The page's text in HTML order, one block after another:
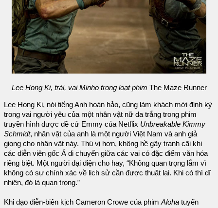
Lee Hong Ki, trái, vai Minho trong loạt phim The Maze Runner
Lee Hong Ki, nói tiếng Anh hoàn hảo, cũng làm khách mời định kỳ
trong vai người yêu của một nhân vật nữ da trắng trong phim
truyền hình được đề cử Emmy của Netflix Unbreakable Kimmy
Schmidt, nhân vật của anh là một người Việt Nam và anh giả
giọng cho nhân vật này. Thú vị hơn, không hề gây tranh cãi khi
các diễn viên gốc Á di chuyển giữa các vai có đặc điểm văn hóa
riêng biệt. Một người đại diện cho hay, “Không quan trọng lắm vì
không có sự chính xác về lịch sử cần được thuật lại. Khi có thì dĩ
nhiên, đó là quan trọng.”
Khi đạo diễn-biên kịch Cameron Crowe của phim Aloha tuyển